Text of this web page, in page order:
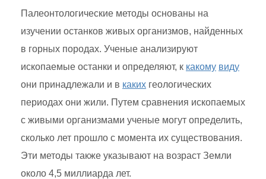
Палеонтологические методы основаны на
изучении останков живых организмов, найденных
в горных породах. Ученые анализируют
ископаемые останки и определяют, к какому виду
они принадлежали и в каких геологических
периодах они жили. Путем сравнения ископаемых
с живыми организмами ученые могут определить,
сколько лет прошло с момента их существования.
Эти методы также указывают на возраст Земли
около 4,5 миллиарда лет.